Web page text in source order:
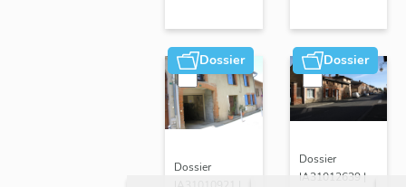
Dossier
Dossier
Dossier
Dossier
IA31012639 |